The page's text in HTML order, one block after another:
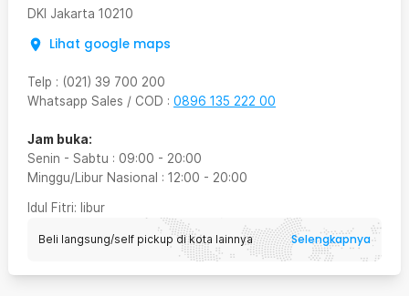
DKI Jakarta 10210
Lihat google maps
Telp : (021) 39 700 200
Whatsapp Sales / COD : 0896 135 222 00
Jam buka:
Senin - Sabtu : 09:00 - 20:00
Minggu/Libur Nasional : 12:00 - 20:00
Idul Fitri: libur
Beli langsung/self pickup di kota lainnya Selengkapnya